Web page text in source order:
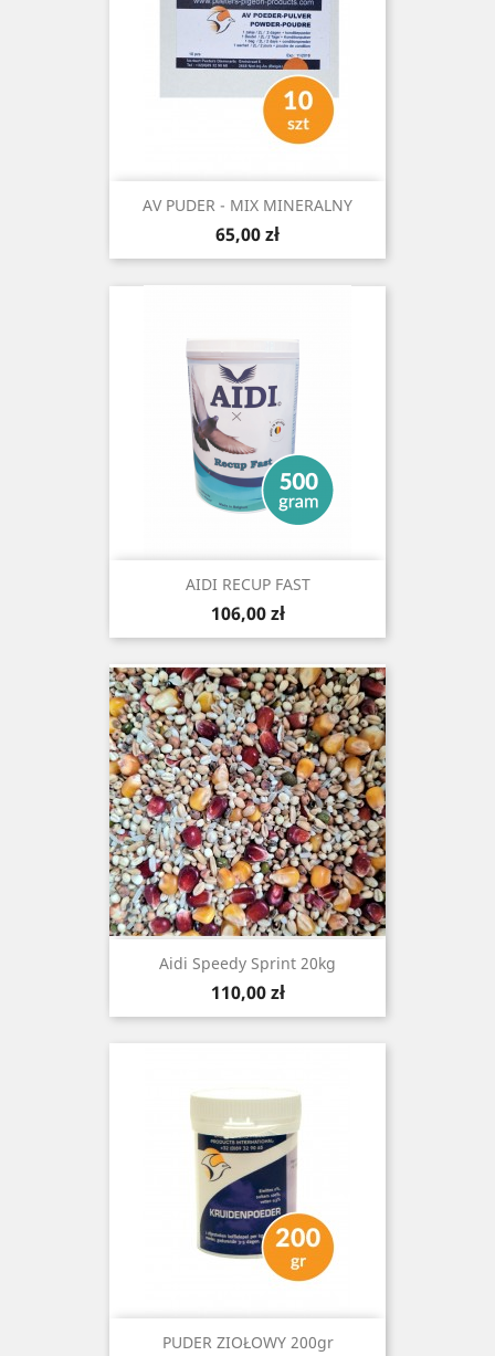
AV PUDER - MIX MINERALNY
Cena
65,00 zł
AIDI RECUP FAST
Cena
106,00 zł
Aidi Speedy Sprint 20kg
Cena
110,00 zł
PUDER ZIOŁOWY 200gr